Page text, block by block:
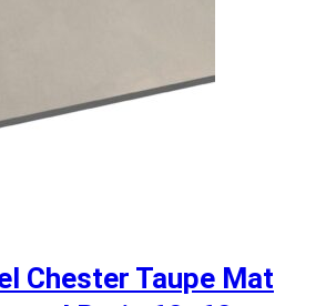
Chester Taupe Mat